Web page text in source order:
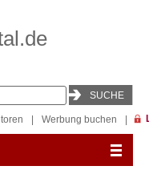
Werbung buchen